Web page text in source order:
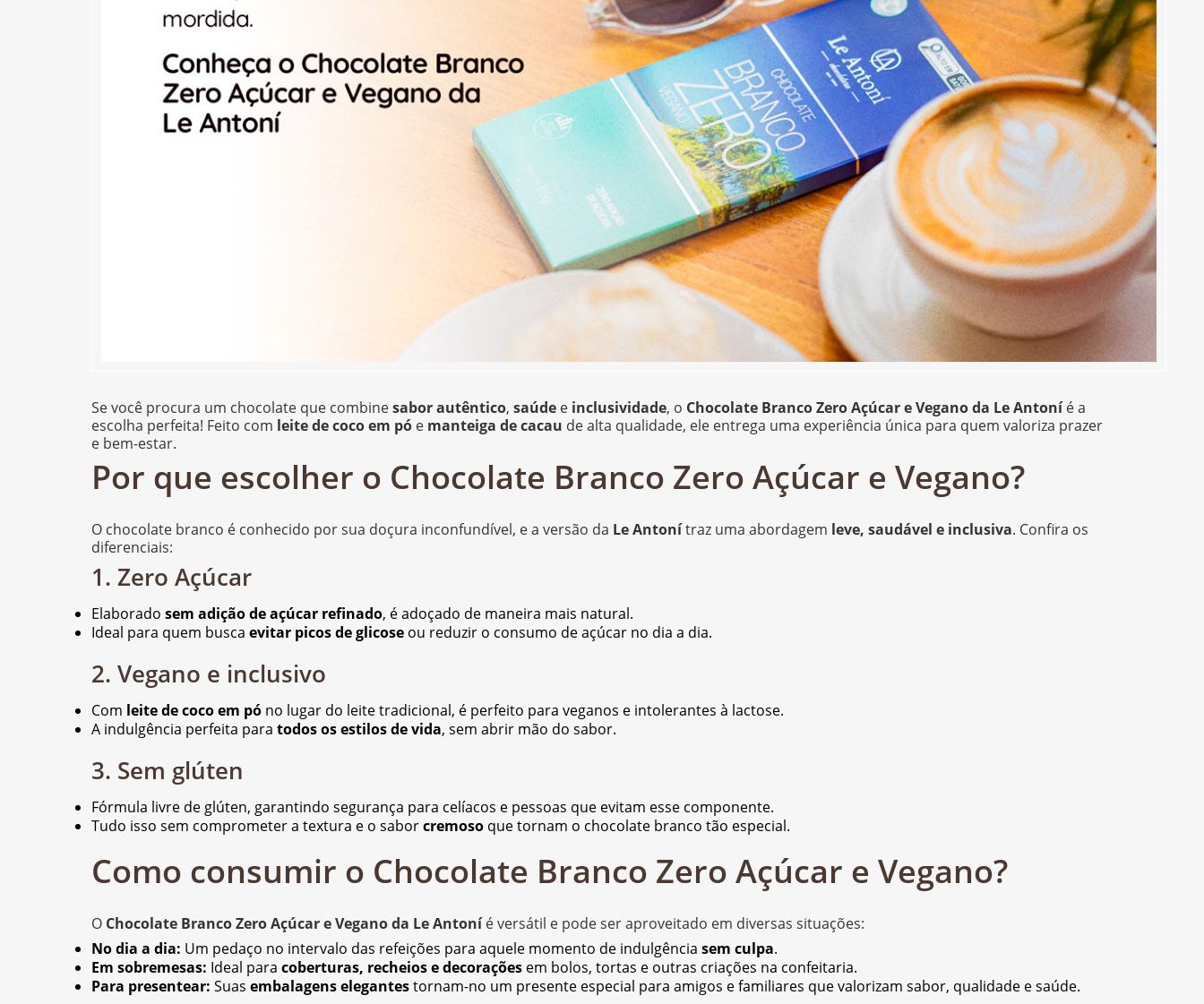
Se você procura um chocolate que combinesabor autêntico, saúde e inclusividade, o Chocolate Branco Zero Açúcar e Vegano da Le Antoníé a
escolha perfeita! Feito com leite de coco em pó e manteiga de cacau de alta qualidade, ele entrega uma experiência única para quem valoriza prazer
e bem-estar.
Por que escolher o Chocolate Branco Zero Açúcar e Vegano?
O chocolate branco é conhecido por sua doçura inconfundível, e a versão da Le Antonítraz uma abordagem leve, saudável e inclusiva. Confira os
diferenciais:
1. Zero Açúcar
Elaborado sem adição de açúcar refinado, é adoçado de maneira mais natural.
Ideal para quem busca evitar picos de glicose ou reduzir o consumo de açúcar no dia a dia.
2. Vegano e inclusivo
Com leite de coco em pó no lugar do leite tradicional, é perfeito para veganos e intolerantes à lactose.
A indulgência perfeita para todos os estilos de vida, sem abrir mão do sabor.
3. Sem glúten
Fórmula livre de glúten, garantindo segurança para celíacos e pessoas que evitam esse componente.
Tudo isso sem comprometer a textura e o saborcremoso que tornam o chocolate branco tão especial.
Como consumir o Chocolate Branco Zero Açúcar e Vegano?
O Chocolate Branco Zero Açúcar e Vegano da Le Antoníé versátil e pode ser aproveitado em diversas situações:
No dia a dia: Um pedaço no intervalo das refeições para aquele momento de indulgência sem culpa.
Em sobremesas: Ideal para coberturas, recheios e decorações em bolos, tortas e outras criações na confeitaria.
Para presentear: Suas embalagens elegantestornam-no um presente especial para amigos e familiares que valorizam sabor, qualidade e saúde.